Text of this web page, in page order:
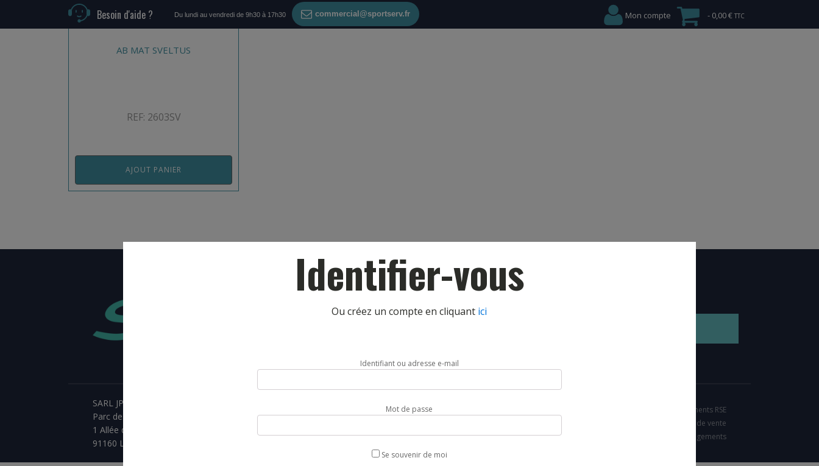
Besoin d'aide ? Du lundi au vendredi de 9h30 à 17h30 commercial@sportserv.fr Mon compte 0,00 €
AB MAT SVELTUS
REF: 2603SV
AJOUT PANIER
SARL JPCA - SportServ
Parc de l'évènement
1 Allée d'Effiat, BAT A
91160 Longjumeau
Nos engagements RSE
Condition générales de vente
Charte d'engagements
Identifier-vous
Ou créez un compte en cliquant ici
Identifiant ou adresse e-mail
Mot de passe
Se souvenir de moi